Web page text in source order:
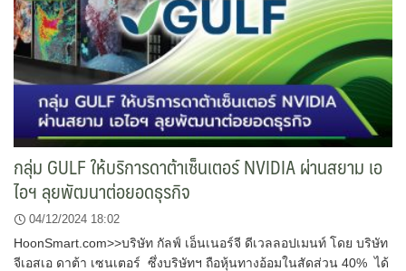
กลุ่ม GULF ให้บริการดาต้าเซ็นเตอร์ NVIDIA ผ่านสยาม เอ
ไอฯ ลุยพัฒนาต่อยอดธุรกิจ
04/12/2024 18:02
HoonSmart.com>>บริษัท กัลฟ์ เอ็นเนอร์จี ดีเวลลอปเมนท์ โดย บริษัท
จีเอสเอ ดาต้า เซนเตอร์ ซึ่งบริษัทฯ ถือหุ้นทางอ้อมในสัดส่วน 40% ได้